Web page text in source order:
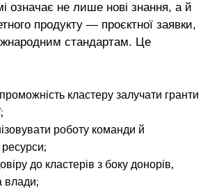
означає не лише нові знання, а й
продукту — проєктної заявки,
стандартам. Це
кластеру залучати гранти
роботу команди й
ресурси;
до кластерів з боку донорів,
влади;